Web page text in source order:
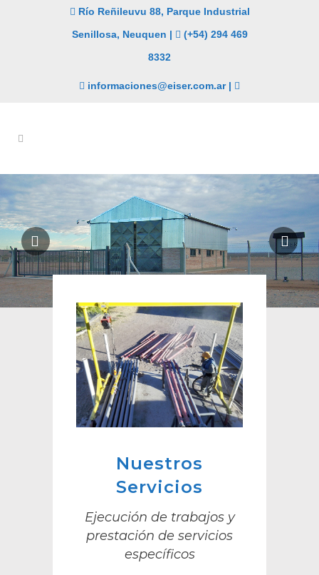
Río Reñileuvu 88, Parque Industrial
Senillosa, Neuquen |
(+54) 294 469
8332
informaciones@eiser.com.ar|
Nuestros
Servicios
Ejecución de trabajos y
prestación de servicios
específicos